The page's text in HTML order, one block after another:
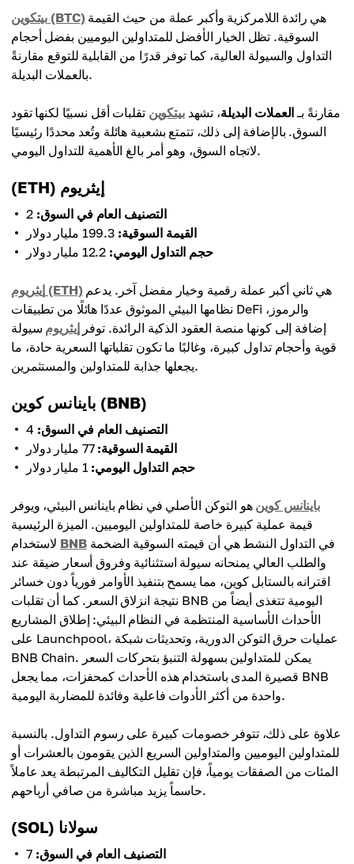
بيتكوين (BTC)
السوقية. تظل الخيار الأفضل للمتداولين اليوميين بفضل أحجام
التداول والسيولة العالية، كما توفر قدرًا من القابلية للتوقع مقارنةً
بالعملات البديلة.
مقارنةً بـالعملات البديلة، تشهدبيتكوين تقلبات أقل نسبيًا لكنها تقود
السوق. بالإضافة إلى ذلك، تتمتع بشعبية هائلة وتُعد محددًا رئيسيًا
لاتجاه السوق، وهو أمر بالغ الأهمية للتداول اليومي.
(ETH) إيثريوم
التصنيف العام في السوق: 2
القيمة السوقية:
حجم التداول اليومي:
إيثريوم (ETH)
نظامها البيئي الموثوق عددًا هائلًا من تطبيقات DeFi والرموز،
إضافة إلى كونها منصة العقود الذكية الرائدة. توفرإيثريوم سيولة
قوية وأحجام تداول كبيرة، وغالبًا ما تكون تقلباتها السعرية حادة، ما
يجعلها جذابة للمتداولين والمستثمرين.
باينانس كوين (BNB)
التصنيف العام في السوق:
القيمة السوقية: 77 مليار دولار
حجم التداول اليومي: 1 مليار دولار
باينانس كوين هو التوكن الأصلي في نظام باينانس البيئي، ويوفر
قيمة عملية كبيرة خاصة للمتداولين اليوميين. الميزة الرئيسية
BNBفي التداول النشط هي أن قيمته السوقية الضخمة
والطلب العالي يمنحانه سيولة استثنائية وفروق أسعار ضيقة عند
اقترانه بالستابل كوين، مما يسمح بتنفيذ الأوامر فورياً دون خسائر
نتيجة انزلاق السعر. كما أن تقلبات BNB اليومية تتغذى أيضاً من
الأحداث الأساسية المنتظمة في النظام البيئي: إطلاق المشاريع
على Launchpool، عمليات حرق التوكن الدورية، وتحديثات شبكة
BNB Chain. يمكن للمتداولين بسهولة التنبؤ بتحركات السعر
قصيرة المدى باستخدام هذه الأحداث كمحفزات، مما يجعل BNB
واحدة من أكثر الأدوات فاعلية وفائدة للمضاربة اليومية.
علاوة على ذلك، تتوفر خصومات كبيرة على رسوم التداول. بالنسبة
للمتداولين اليوميين والمتداولين السريع الذين يقومون بالعشرات أو
المئات من الصفقات يومياً، فإن تقليل التكاليف المرتبطة يعد عاملاً
حاسماً يزيد مباشرة من صافي أرباحهم.
(SOL) سولانا
التصنيف العام في السوق: 7